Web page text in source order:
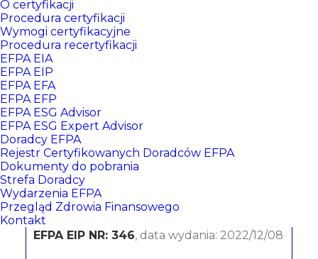
O certyfikacji
Procedura certyfikacji
Wymogi certyfikacyjne
Procedura recertyfikacji
EFPA EIA
EFPA EIP
EFPA EFA
EFPA EFP
EFPA ESG Advisor
EFPA ESG Expert Advisor
Doradcy EFPA
Rejestr Certyfikowanych Doradców EFPA
Dokumenty do pobrania
Strefa Doradcy
Wydarzenia EFPA
Przegląd Zdrowia Finansowego
Kontakt
Paweł Ejsmont
BNP Paribas Bank Polska SA
CERTYFIKATY:
EFPA EIP NR: 346, data wydania: 2022/12/08